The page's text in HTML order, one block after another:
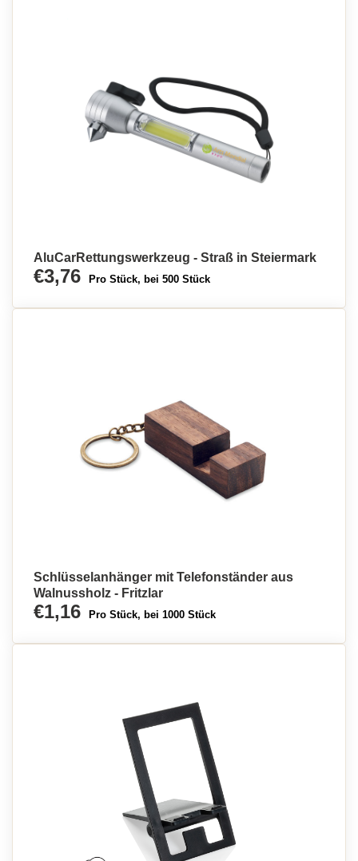
AluCarRettungswerkzeug - Straß in Steiermark
€3,76 Pro Stück, bei 500 Stück
Schlüsselanhänger mit Telefonständer aus
Walnussholz - Fritzlar
€1,16 Pro Stück, bei 1000 Stück